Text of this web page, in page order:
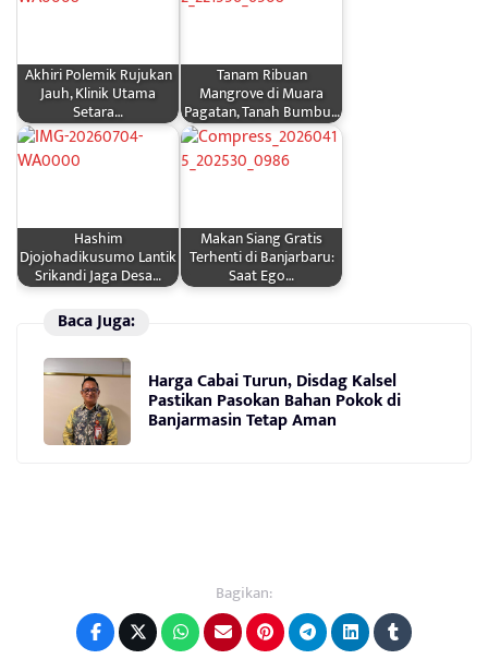
Akhiri Polemik Rujukan
Jauh, Klinik Utama
Setara…
Tanam Ribuan
Mangrove di Muara
Pagatan, Tanah Bumbu…
Hashim
Djojohadikusumo Lantik
Srikandi Jaga Desa…
Makan Siang Gratis
Terhenti di Banjarbaru:
Saat Ego…
Baca Juga:
Harga Cabai Turun, Disdag Kalsel
Pastikan Pasokan Bahan Pokok di
Banjarmasin Tetap Aman
Bagikan: